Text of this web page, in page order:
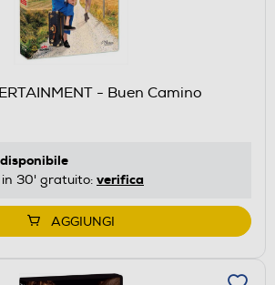
- Buen Camino
disponibile
in 30' gratuito: verifica
AGGIUNGI